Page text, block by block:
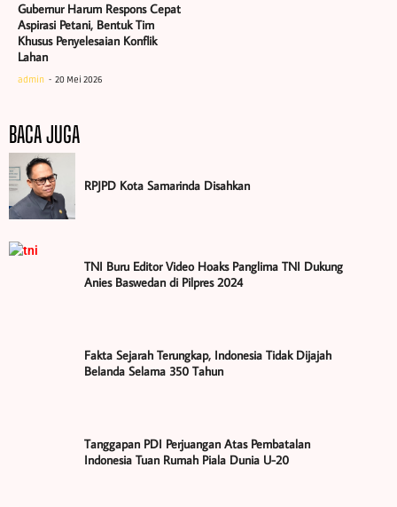
Gubernur Harum Respons Cepat
Aspirasi Petani, Bentuk Tim
Khusus Penyelesaian Konflik
Lahan
admin 20 Mei 2026
BACA JUGA
RPJPD Kota Samarinda Disahkan
TNI Buru Editor Video Hoaks Panglima TNI Dukung
Anies Baswedan di Pilpres 2024
Fakta Sejarah Terungkap, Indonesia Tidak Dijajah
Belanda Selama 350 Tahun
Tanggapan PDI Perjuangan Atas Pembatalan
Indonesia Tuan Rumah Piala Dunia U-20